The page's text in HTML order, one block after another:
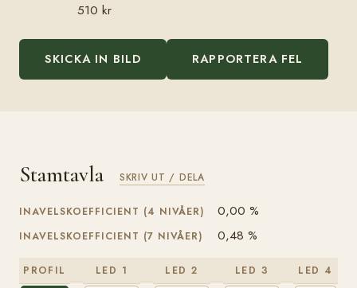
510 kr
SKICKA IN BILD RAPPORTERA FEL
Stamtavla SKRIV UT / DELA
INAVELSKOEFFICIENT (4 NIVÅER) 0,00 %
INAVELSKOEFFICIENT (7 NIVÅER) 0,48 %
PROFIL LED 1 LED 2 LED 3 LED 4